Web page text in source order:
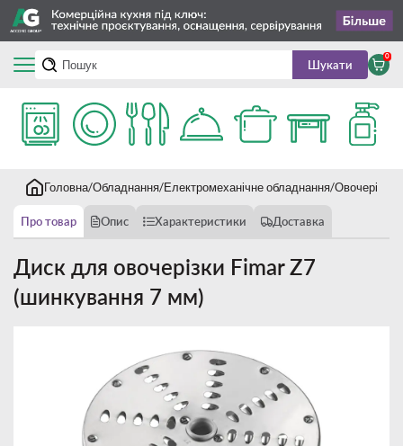
Шукати
0
Головна Обладнання Електромеханічне обладнання Овочерізки
Про товар Опис Характеристики Доставка
Диск для овочерізки Fimar Z7
(шинкування 7 мм)